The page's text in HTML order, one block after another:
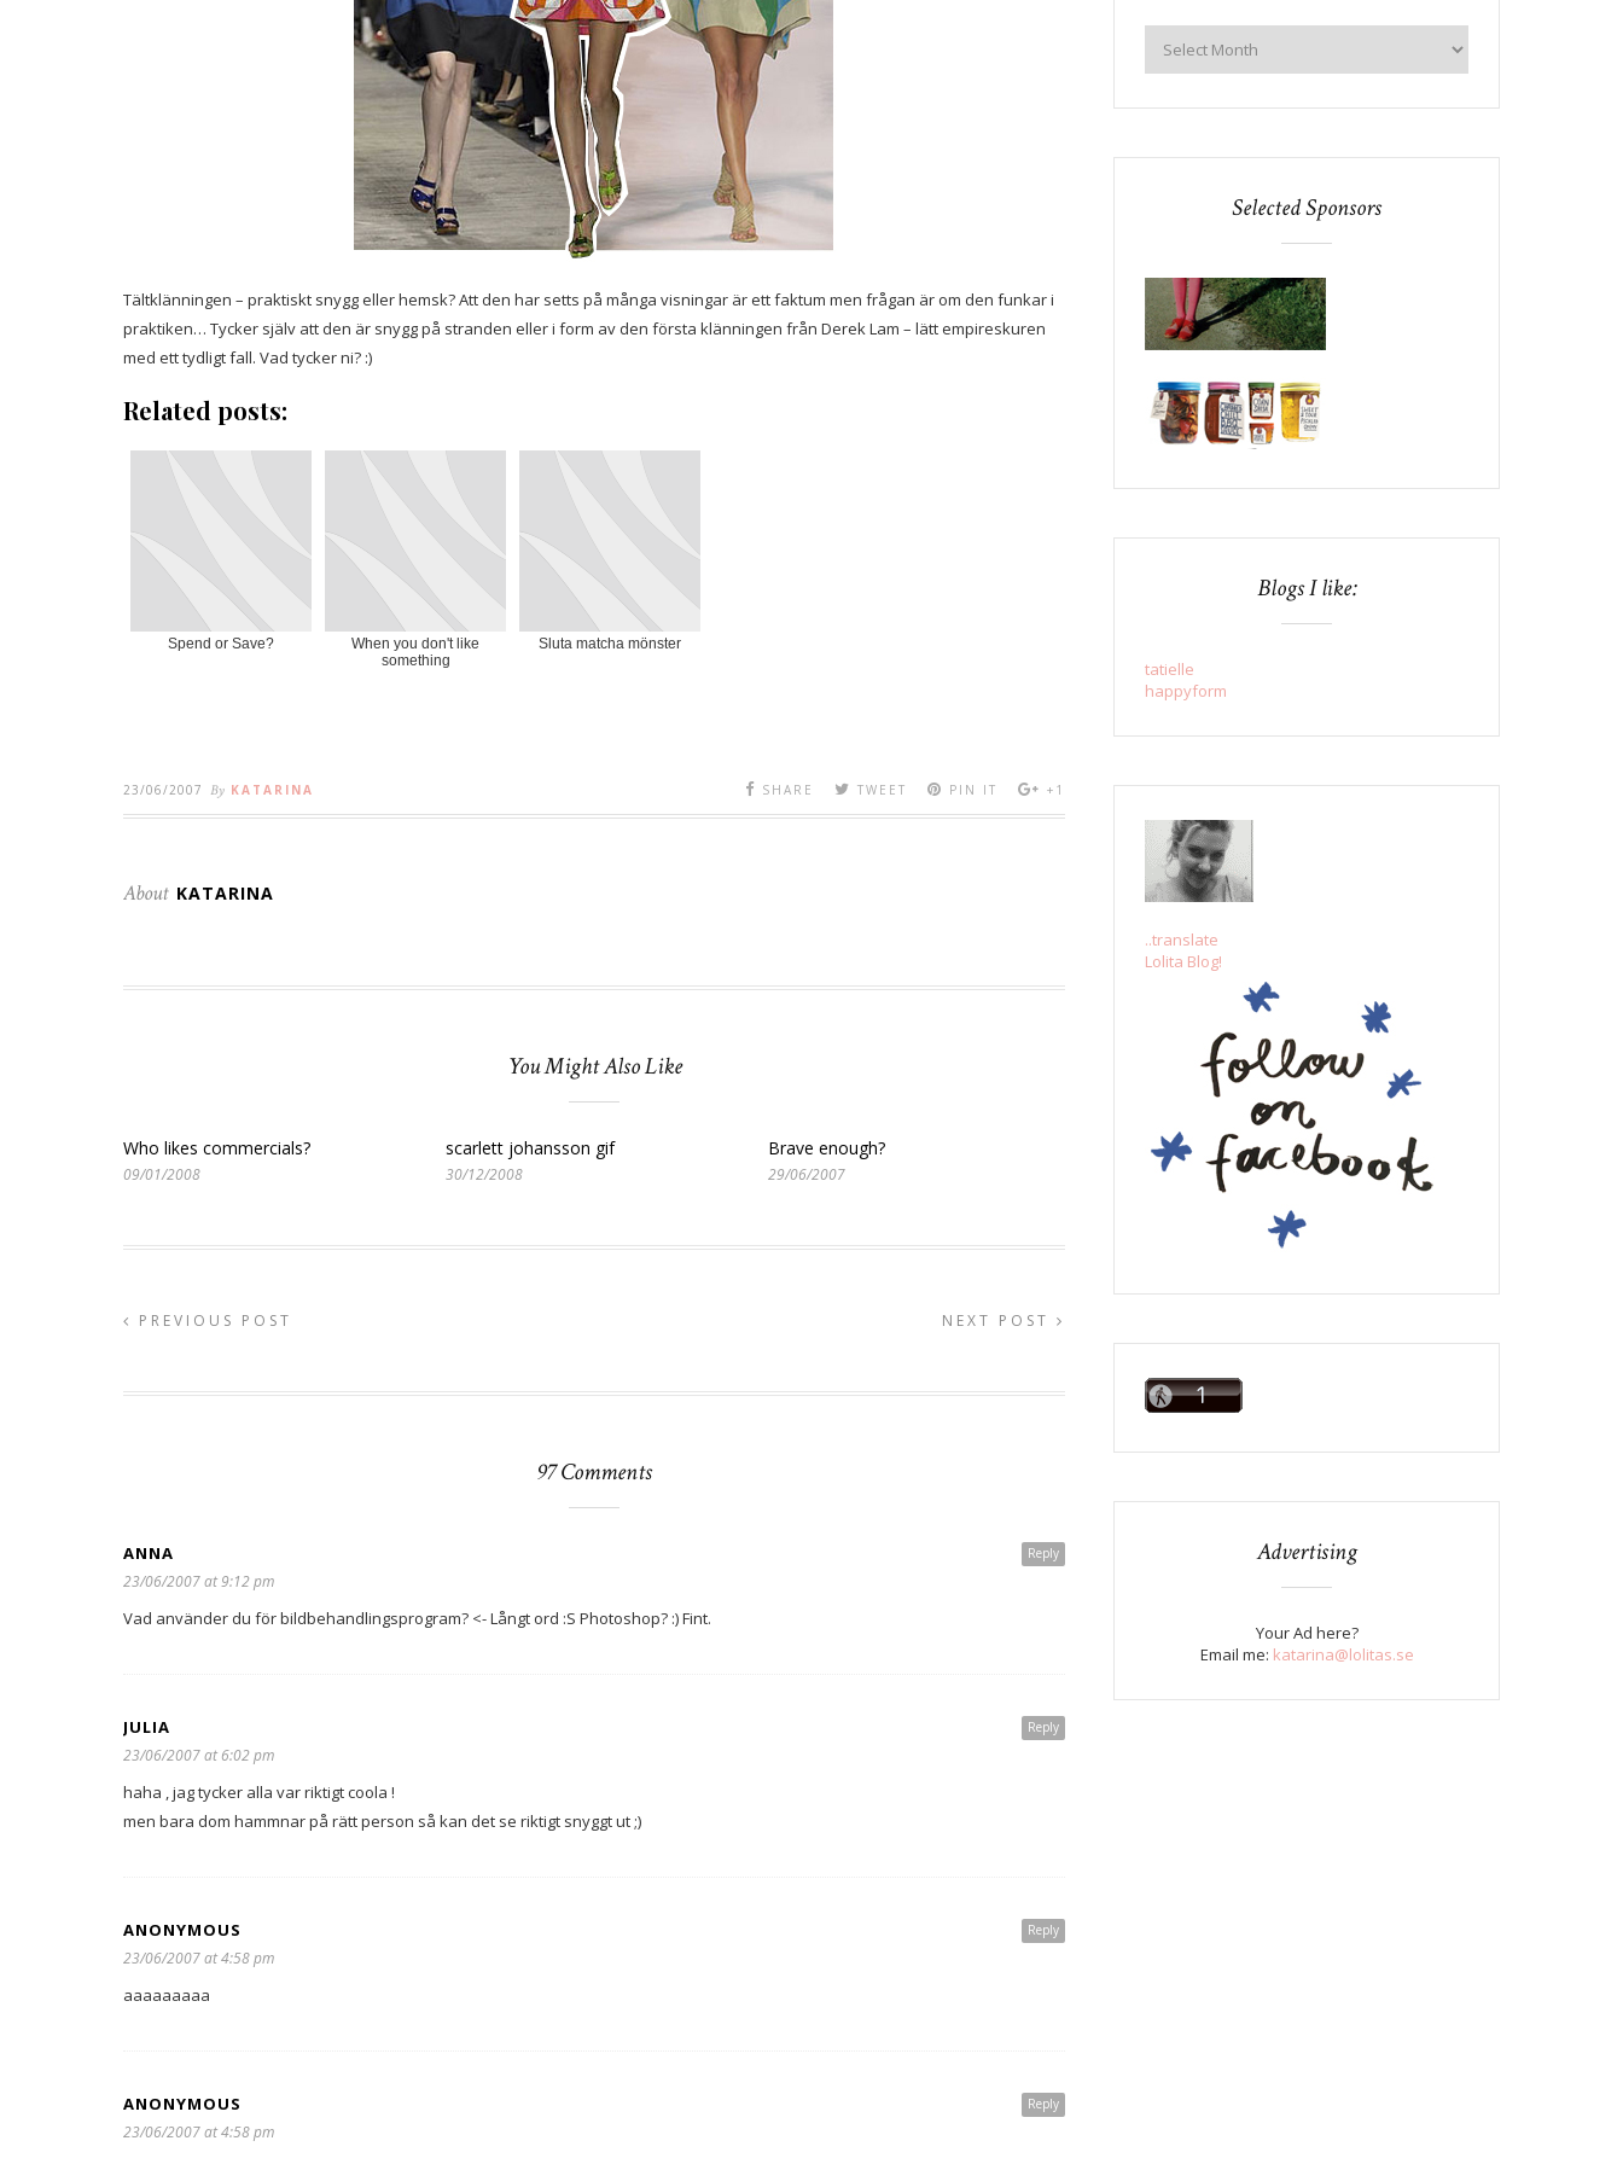
Tältklänningen – praktiskt snygg eller hemsk? Att den har setts på många visningar är ett faktum men frågan är om den funkar i
praktiken… Tycker själv att den är snygg på stranden eller i form av den första klänningen från Derek Lam – lätt empireskuren
med ett tydligt fall. Vad tycker ni? :)
Related posts:
Spend or Save?
When you don't like
something
Sluta matcha mönster
23/06/2007 By KATARINA SHARE TWEET PIN IT +1
About KATARINA
You Might Also Like
Who likes commercials?
09/01/2008
scarlett johansson gif
30/12/2008
Brave enough?
29/06/2007
PREVIOUS POST NEXT POST
97 Comments
Reply
ANNA
23/06/2007 at 9:12 pm
Vad använder du för bildbehandlingsprogram? <- Långt ord :S Photoshop? :) Fint.
Reply
JULIA
23/06/2007 at 6:02 pm
haha , jag tycker alla var riktigt coola !
men bara dom hammnar på rätt person så kan det se riktigt snyggt ut ;)
Reply
ANONYMOUS
23/06/2007 at 4:58 pm
aaaaaaaaa
Reply
ANONYMOUS
23/06/2007 at 4:58 pm
Selected Sponsors
Blogs I like:
tatielle
happyform
..translate
Lolita Blog!
Advertising
Your Ad here?
Email me: katarina@lolitas.se